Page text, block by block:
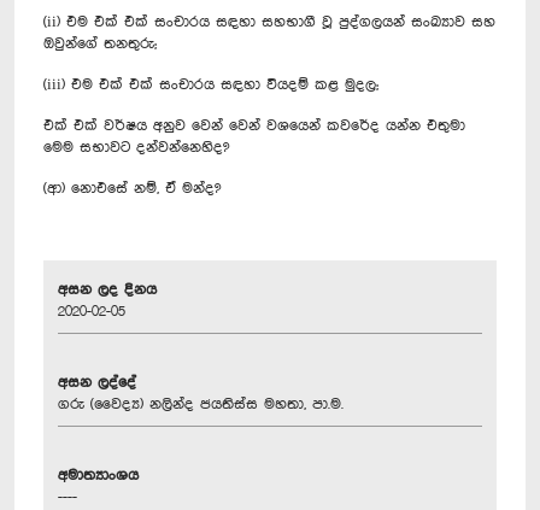
(ii) එම එක් එක් සංචාරය සඳහා සහභාගී වූ පුද්ගලයන් සංඛ්‍යාව සහ
ඔවුන්ගේ තනතුරු;
(iii) එම එක් එක් සංචාරය සඳහා වියදම් කළ මුදල;
එක් එක් වර්ෂය අනුව වෙන් වෙන් වශයෙන් කවරේද යන්න එතුමා
මෙම සභාවට දන්වන්නෙහිද?
(ආ) නොඑසේ නම්, ඒ මන්ද?
අසන ලද දිනය
2020-02-05
අසන ලද්දේ
ගරු (වෛද්‍ය) නලින්ද ජයතිස්ස මහතා, පා.ම.
අමාත්‍යාංශය
----